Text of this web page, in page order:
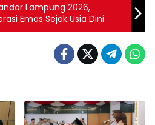
Lampung 2026,
Emas Sejak Usia Dini